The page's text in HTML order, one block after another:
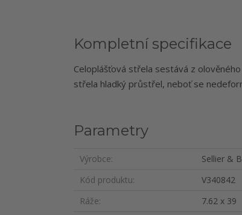
Kompletní specifikace
Celoplášťová střela sestává z
střela hladký průstřel, neboť se
Parametry
Výrobce
Sellier &
Kód produktu
V340842
Ráže
7.62 x 39